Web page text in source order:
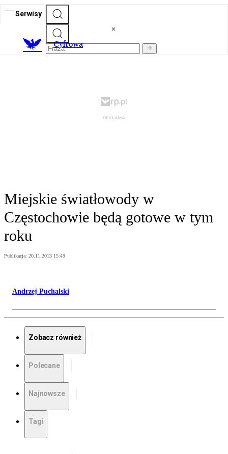
Serwisy
Cyfrowa
Miejskie światłowody w
Częstochowie będą gotowe w tym
roku
Publikacja: 20.11.2013 15:49
Andrzej Puchalski
Zobacz również
Polecane
Najnowsze
Tagi